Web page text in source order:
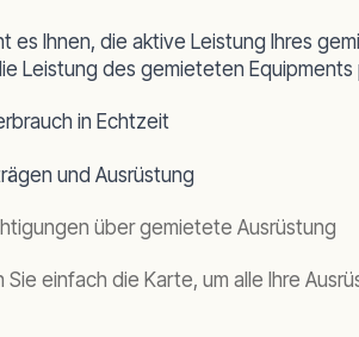
es Ihnen, die aktive Leistung Ihres
Leistung des gemieteten
in Echtzeit
und Ausrüstung
über gemietete Ausrüstung
einfach die Karte, um alle Ihre